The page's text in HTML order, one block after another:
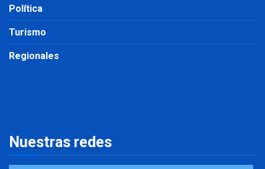
Política
Turismo
Regionales
Nuestras redes